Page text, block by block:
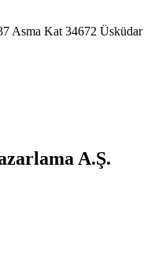
Asma Kat 34672 Üsküdar
A.Ş.